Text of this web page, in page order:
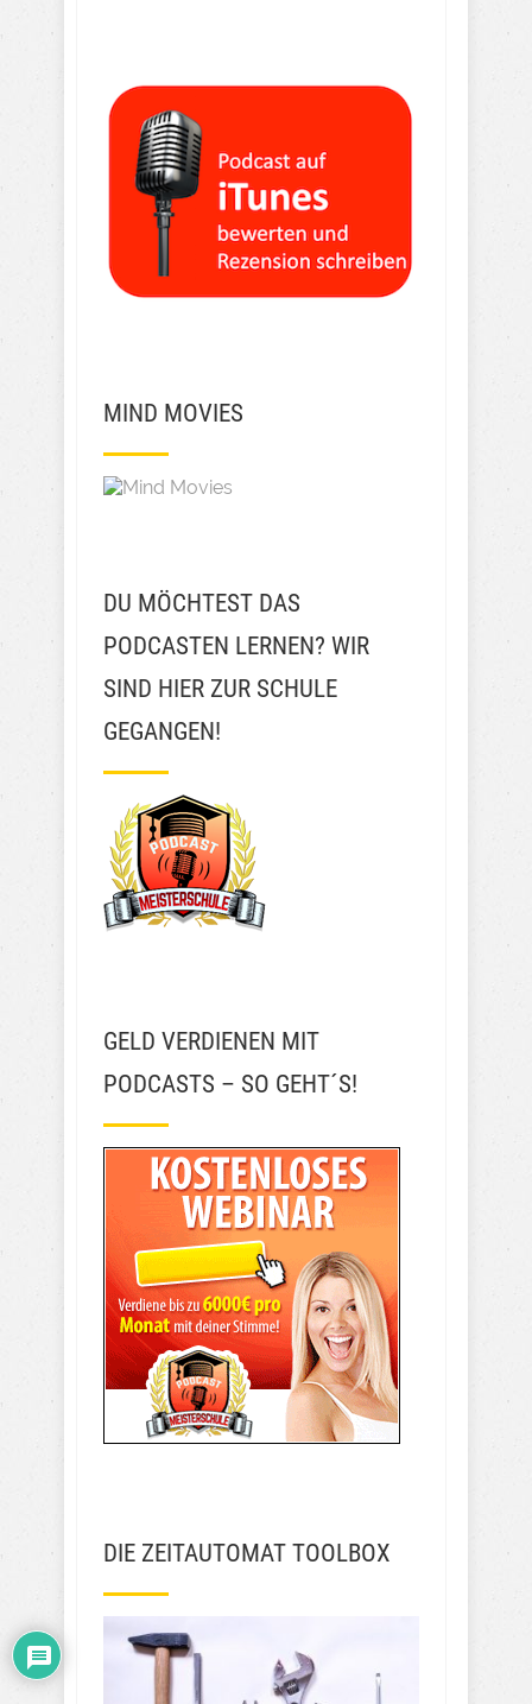
MIND MOVIES
DU MÖCHTEST DAS
PODCASTEN LERNEN? WIR
SIND HIER ZUR SCHULE
GEGANGEN!
GELD VERDIENEN MIT
PODCASTS – SO GEHT´S!
DIE ZEITAUTOMAT TOOLBOX